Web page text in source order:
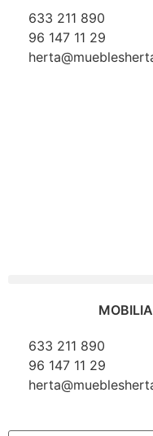
633 211 890
96 147 11 29
633 211 890
96 147 11 29